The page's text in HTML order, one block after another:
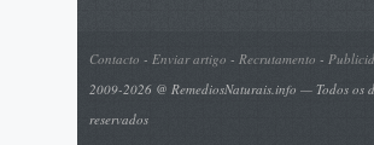
Contacto - Enviar artigo - Recrutamento -
2009-2026 @ RemediosNaturais.info — Todos os
reservados